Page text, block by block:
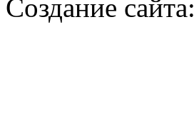
Создание сайта: